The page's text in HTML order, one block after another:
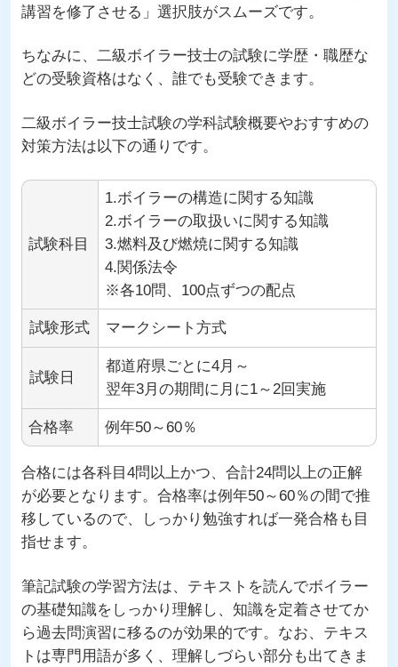
講習を修了させる」選択肢がスムーズです。
ちなみに、二級ボイラー技士の試験に学歴・職歴な
どの受験資格はなく、誰でも受験できます。
二級ボイラー技士試験の学科試験概要やおすすめの
対策方法は以下の通りです。
試験科目
1.ボイラーの構造に関する知識
2.ボイラーの取扱いに関する知識
3.燃料及び燃焼に関する知識
4.関係法令
※各10問、100点ずつの配点
試験形式 マークシート方式
試験日
都道府県ごとに4月～
翌年3月の期間に月に1～2回実施
合格率 例年50～60％
合格には各科目4問以上かつ、合計24問以上の正解
が必要となります。合格率は例年50～60％の間で推
移しているので、しっかり勉強すれば一発合格も目
指せます。
筆記試験の学習方法は、テキストを読んでボイラー
の基礎知識をしっかり理解し、知識を定着させてか
ら過去問演習に移るのが効果的です。なお、テキス
トは専門用語が多く、理解しづらい部分も出てきま